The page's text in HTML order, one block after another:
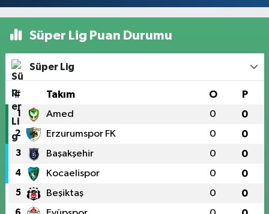
Süper Lig Puan Durumu
Süper Lig
# Takım O P
1 Amed 0 0
2 Erzurumspor FK 0 0
3 Başakşehir 0 0
4 Kocaelispor 0 0
5 Beşiktaş 0 0